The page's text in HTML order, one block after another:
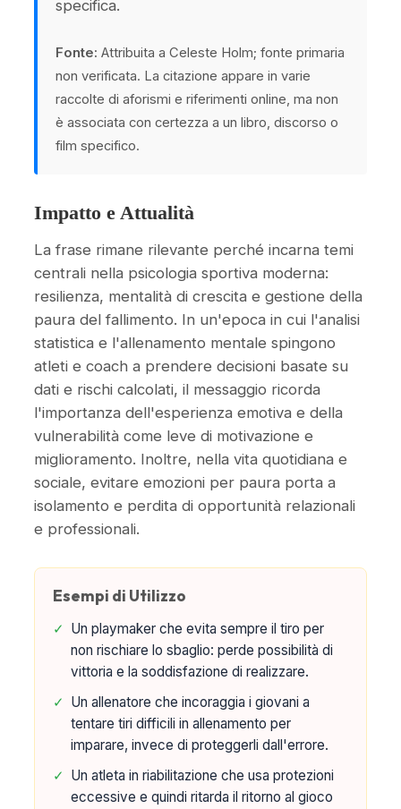
specifica.
Fonte: Attribuita a Celeste Holm; fonte primaria
non verificata. La citazione appare in varie
raccolte di aforismi e riferimenti online, ma non
è associata con certezza a un libro, discorso o
film specifico.
Impatto e Attualità
La frase rimane rilevante perché incarna temi
centrali nella psicologia sportiva moderna:
resilienza, mentalità di crescita e gestione della
paura del fallimento. In un'epoca in cui l'analisi
statistica e l'allenamento mentale spingono
atleti e coach a prendere decisioni basate su
dati e rischi calcolati, il messaggio ricorda
l'importanza dell'esperienza emotiva e della
vulnerabilità come leve di motivazione e
miglioramento. Inoltre, nella vita quotidiana e
sociale, evitare emozioni per paura porta a
isolamento e perdita di opportunità relazionali
e professionali.
Esempi di Utilizzo
✓ Un playmaker che evita sempre il tiro per
non rischiare lo sbaglio: perde possibilità di
vittoria e la soddisfazione di realizzare.
✓ Un allenatore che incoraggia i giovani a
tentare tiri difficili in allenamento per
imparare, invece di proteggerli dall'errore.
✓ Un atleta in riabilitazione che usa protezioni
eccessive e quindi ritarda il ritorno al gioco